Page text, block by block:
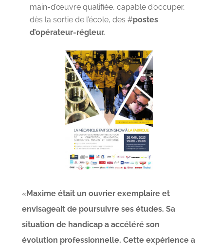
main-d’œuvre qualifiée, capable d’occuper,
dès la sortie de l’école, des #postes
d’opérateur-régleur.
«Maxime était un ouvrier exemplaire et
envisageait de poursuivre ses études. Sa
situation de handicap a accéléré son
évolution professionnelle. Cette expérience a